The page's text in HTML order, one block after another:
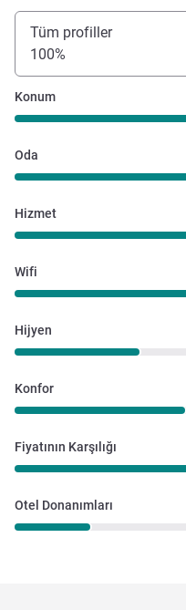
Tüm profiller
100%
Konum
Oda
Hizmet
Wifi
Hijyen
Konfor
Fiyatının Karşılığı
Otel Donanımları